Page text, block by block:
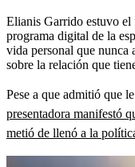
Elianis Garrido estuvo el
programa digital de la
vida personal que nunca
sobre la relación que
Pese a que admitió que
presentadora manifestó
metió de llenó a la